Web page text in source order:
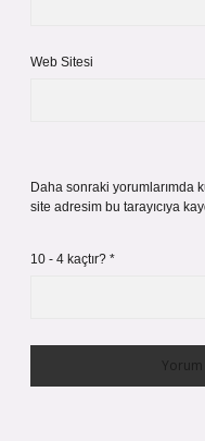
Web Sitesi
Daha sonraki yorumlarımda
site adresim bu tarayıcıya
10 - 4 kaçtır? *